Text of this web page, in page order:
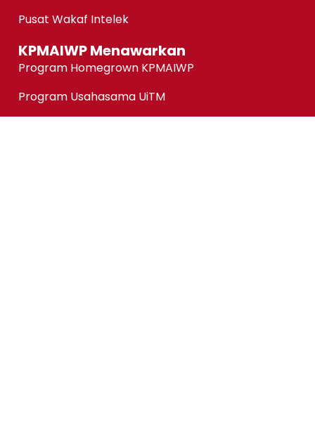
Pusat Wakaf Intelek
KPMAIWP Menawarkan
Program Homegrown KPMAIWP
Program Usahasama UiTM